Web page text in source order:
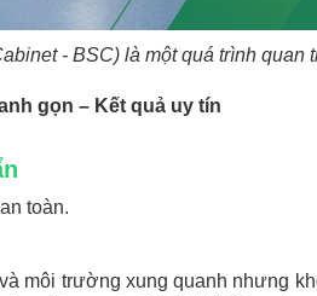
- BSC) là một quá trình quan
gọn – Kết quả uy tín
toàn.
môi trường xung quanh nhưng